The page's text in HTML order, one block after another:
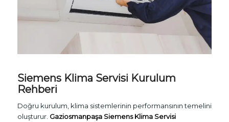
Siemens Klima Servisi Kurulum
Rehberi
Doğru kurulum, klima sistemlerinin performansının temelini
oluşturur. Gaziosmanpaşa Siemens Klima Servisi